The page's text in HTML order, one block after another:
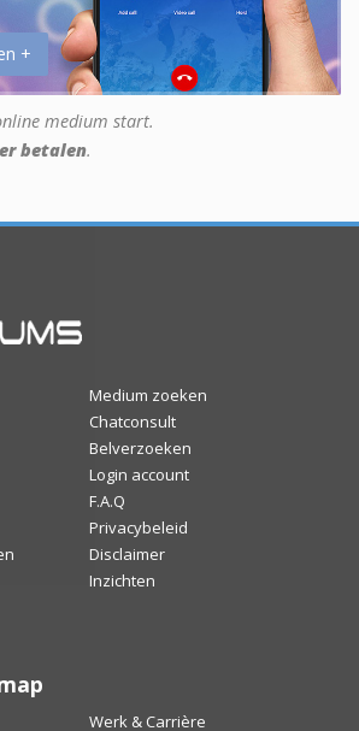
+
medium start.
betalen.
Medium zoeken
Chatconsult
Belverzoeken
Login account
F.A.Q
Privacybeleid
Disclaimer
Inzichten
Werk & Carrière